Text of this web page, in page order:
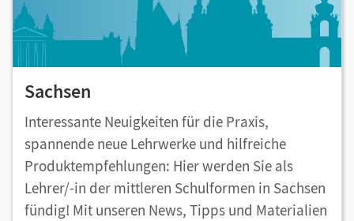
Sachsen
Interessante Neuigkeiten für die Praxis,
spannende neue Lehrwerke und hilfreiche
Produktempfehlungen: Hier werden Sie als
Lehrer/-in der mittleren Schulformen in Sachsen
fündig! Mit unseren News, Tipps und Materialien